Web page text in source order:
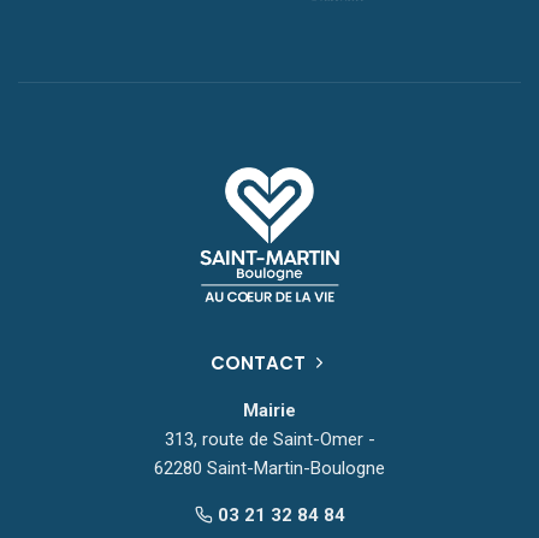
CONTACT
Mairie
313, route de Saint-Omer -
62280 Saint-Martin-Boulogne
03 21 32 84 84